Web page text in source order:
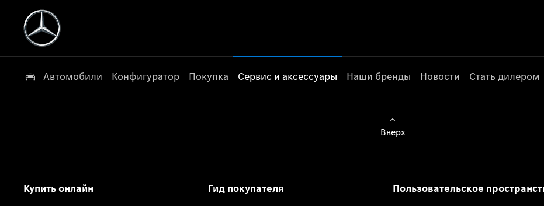
Автомобили Конфигуратор Покупка Сервис и аксессуары Наши бренды Новости Стать дилером
Вверх
Купить онлайн Гид покупателя Пользовательское